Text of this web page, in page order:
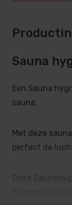
Sauna
Een Sauna
sauna.
Met deze
perfect de
Deze